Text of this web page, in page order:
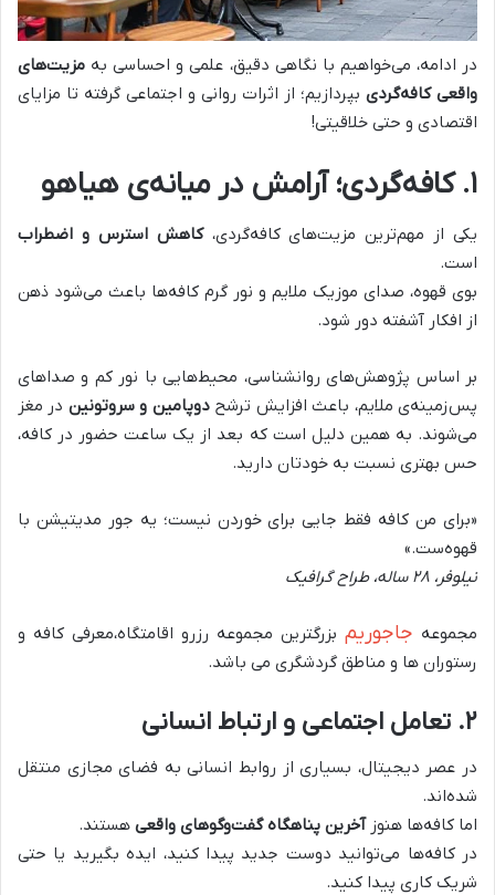
در ادامه، می‌خواهیم با نگاهی دقیق، علمی و احساسی به مزیت‌های
واقعی کافه‌گردی بپردازیم؛ از اثرات روانی و اجتماعی گرفته تا مزایای
اقتصادی و حتی خلاقیتی!
۱.کافه‌گردی؛ آرامش در میانه‌ی هیاهو
یکی از مهم‌ترین مزیت‌های کافه‌گردی،کاهش استرس و اضطراب
است.
بوی قهوه، صدای موزیک ملایم و نور گرم کافه‌ها باعث می‌شود ذهن
از افکار آشفته دور شود.
بر اساس پژوهش‌های روانشناسی، محیط‌هایی با نور کم و صداهای
پس‌زمینه‌ی ملایم، باعث افزایش ترشحدوپامین و سروتونین در مغز
می‌شوند. به همین دلیل است که بعد از یک ساعت حضور در کافه،
حس بهتری نسبت به خودتان دارید.
«برای من کافه فقط جایی برای خوردن نیست؛ یه جور مدیتیشن با
قهوه‌ست.»
نیلوفر، ۲۸ ساله، طراح گرافیک
مجموعه جاجوریم بزرگترین مجموعه رزرو اقامتگاه،معرفی کافه و
رستوران ها و مناطق گردشگری می باشد.
۲. تعامل اجتماعی و ارتباط انسانی
در عصر دیجیتال، بسیاری از روابط انسانی به فضای مجازی منتقل
شده‌اند.
اما کافه‌ها هنوزآخرین پناهگاه گفت‌وگوهای واقعی هستند.
در کافه‌ها می‌توانید دوست جدید پیدا کنید، ایده بگیرید یا حتی
شریک کاری پیدا کنید.